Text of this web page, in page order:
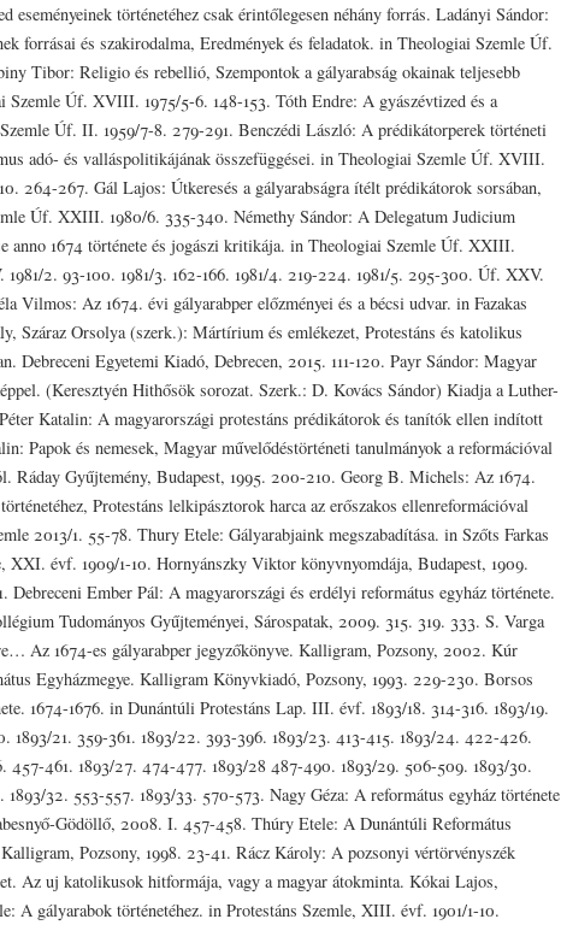
eseményeinek történetéhez csak érintőlegesen néhány forrás. Ladányi Sándor:
forrásai és szakirodalma, Eredmények és feladatok. in Theologiai Szemle Úf.
Tibor: Religio és rebellió, Szempontok a gályarabság okainak teljesebb
Szemle Úf. XVIII. 1975/5-6. 148-153. Tóth Endre: A gyászévtized és a
Úf. II. 1959/7-8. 279-291. Benczédi László: A prédikátorperek történeti
adó- és valláspolitikájának összefüggései. in Theologiai Szemle Úf. XVIII.
264-267. Gál Lajos: Útkeresés a gályarabságra ítélt prédikátorok sorsában,
Úf. XXIII. 1980/6. 335-340. Némethy Sándor: A Delegatum Judicium
anno 1674 története és jogászi kritikája. in Theologiai Szemle Úf. XXIII.
2. 93-100. 1981/3. 162-166. 1981/4. 219-224. 1981/5. 295-300. Úf. XXV.
Vilmos: Az 1674. évi gályarabper előzményei és a bécsi udvar. in Fazakas
Száraz Orsolya (szerk.): Mártírium és emlékezet, Protestáns és katolikus
Debreceni Egyetemi Kiadó, Debrecen, 2015. 111-120. Payr Sándor: Magyar
(Keresztyén Hithősök sorozat. Szerk.: D. Kovács Sándor) Kiadja a Luther-
Katalin: A magyarországi protestáns prédikátorok és tanítók ellen indított
Papok és nemesek, Magyar művelődéstörténeti tanulmányok a reformációval
Ráday Gyűjtemény, Budapest, 1995. 200-210. Georg B. Michels: Az 1674.
Protestáns lelkipásztorok harca az erőszakos ellenreformációval
2013/1. 55-78. Thury Etele: Gályarabjaink megszabadítása. in Szőts Farkas
XXI. évf. 1909/1-10. Hornyánszky Viktor könyvnyomdája, Budapest, 1909.
Debreceni Ember Pál: A magyarországi és erdélyi református egyház története.
Tudományos Gyűjteményei, Sárospatak, 2009. 315. 319. 333. S. Varga
Az 1674-es gályarabper jegyzőkönyve. Kalligram, Pozsony, 2002. Kúr
Egyházmegye. Kalligram Könyvkiadó, Pozsony, 1993. 229-230. Borsos
1674-1676. in Dunántúli Protestáns Lap. III. évf. 1893/18. 314-316. 1893/19.
1893/21. 359-361. 1893/22. 393-396. 1893/23. 413-415. 1893/24. 422-426.
457-461. 1893/27. 474-477. 1893/28 487-490. 1893/29. 506-509. 1893/30.
1893/32. 553-557. 1893/33. 570-573. Nagy Géza: A református egyház története
Gödöllő, 2008. I. 457-458. Thúry Etele: A Dunántúli Református
Pozsony, 1998. 23-41. Rácz Károly: A pozsonyi vértörvényszék
Az uj katolikusok hitformája, vagy a magyar átokminta. Kókai Lajos,
A gályarabok történetéhez. in Protestáns Szemle, XIII. évf. 1901/1-10.